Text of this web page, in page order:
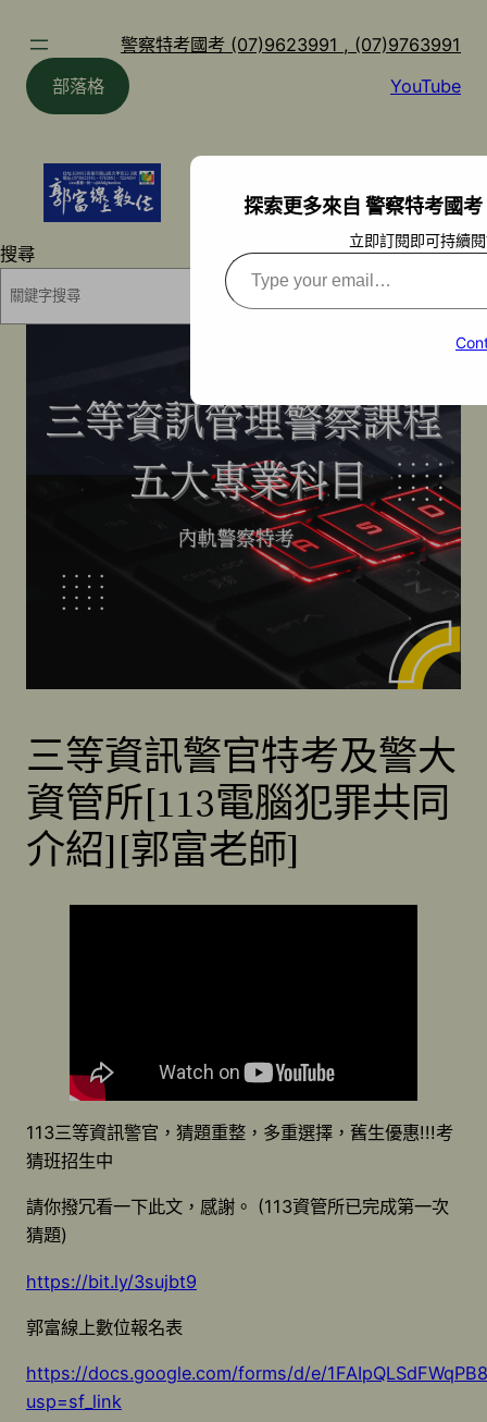
警察特考國考 (07)9623991 , (07)9763991
部落格
YouTube
搜尋
三等資訊警官特考及警大
資管所[113電腦犯罪共同
介紹][郭富老師]
113三等資訊警官，猜題重整，多重選擇，舊生優惠!!!考
猜班招生中
請你撥冗看一下此文，感謝。 (113資管所已完成第一次
猜題)
https://bit.ly/3sujbt9
郭富線上數位報名表
https://docs.google.com/forms/d/e/
usp=sf_link
探索更多來自 警察特考國
立即訂閱即可持續
Type
your